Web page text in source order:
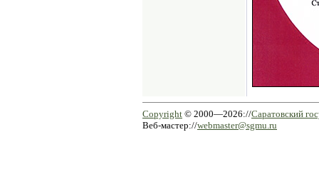
Copyright © 2000—2026://Саратовский
Веб-мастер://webmaster@sgmu.ru